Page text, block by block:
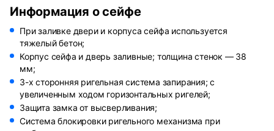
Информация о сейфе
При заливке двери и корпуса сейфа используется
тяжелый бетон;
Корпус сейфа и дверь заливные; толщина стенок — 38
мм;
3-х сторонняя ригельная система запирания; с
увеличенным ходом горизонтальных ригелей;
Защита замка от высверливания;
Система блокировки ригельного механизма при